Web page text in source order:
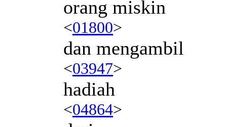
orang miskin
<01800>
dan mengambil
<03947>
hadiah
<04864>